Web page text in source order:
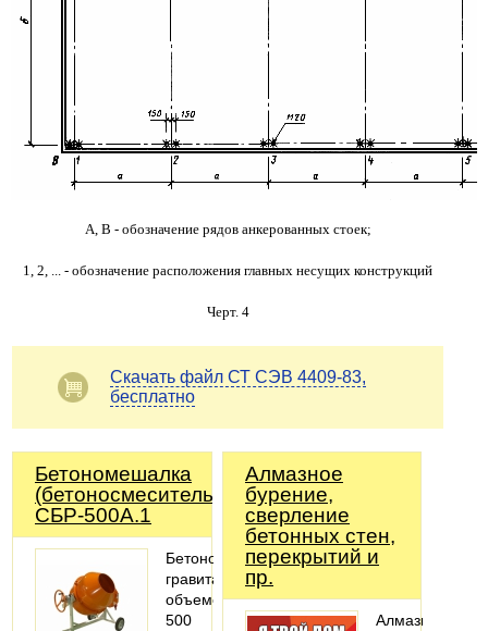
А, В - обозначение рядов анкерованных стоек;
1, 2, ... - обозначение расположения главных несущих конструкций
Черт. 4
Скачать файл СТ СЭВ 4409-83,
бесплатно
Бетономешалка
(бетоносмеситель)
СБР-500А.1
Бетоносмеситель
гравитационный
объемом
500
Алмазное
бурение,
cверление
бетонных стен,
перекрытий и
пр.
Алмазное